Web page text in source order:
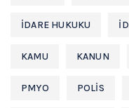
IDARE HUKUKU
KAMU KANUN
PMYO POLIS